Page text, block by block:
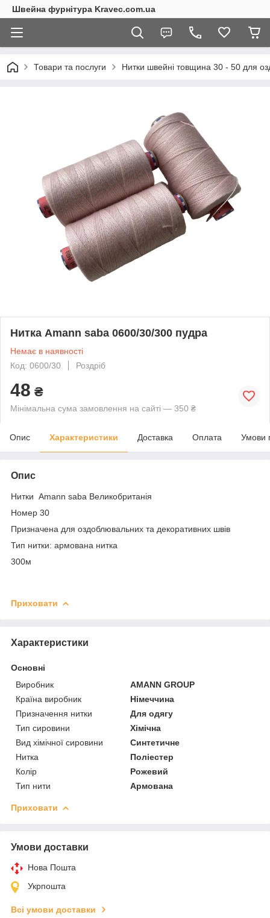
Швейна фурнітура Kravec.com.ua
Товари та послуги Нитки швейні товщина 30 - 50 для
Нитка Amann saba 0600/30/300 пудра
Немає в наявності
Код: 0600/30
Роздріб
48 ₴
Мінімальна сума замовлення на сайті — 350 ₴
Опис Характеристики Доставка Оплата Умови
Опис
Нитки Amann saba Великобританія
Номер 30
Призначена для оздоблювальних та декоративних швів
Тип нитки: армована нитка
300м
Приховати
Характеристики
Основні
Виробник
AMANN GROUP
Країна виробник
Німеччина
Призначення нитки
Для одягу
Тип сировини
Хімічна
Вид хімічної сировини
Синтетичне
Нитка
Поліестер
Колір
Рожевий
Тип нити
Армована
Приховати
Умови доставки
Нова Пошта
Укрпошта
Всі умови доставки